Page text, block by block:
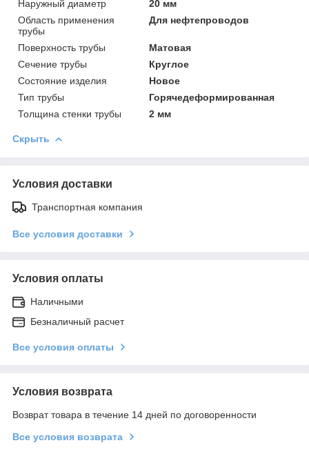
Наружный диаметр
20 мм
Область применения
трубы
Для нефтепроводов
Поверхность трубы
Матовая
Сечение трубы
Круглое
Состояние изделия
Новое
Тип трубы
Горячедеформированная
Толщина стенки трубы
2 мм
Скрыть
Условия доставки
Транспортная компания
Все условия доставки
Условия оплаты
Наличными
Безналичный расчет
Все условия оплаты
Условия возврата
Возврат товара в течение 14 дней по договоренности
Все условия возврата